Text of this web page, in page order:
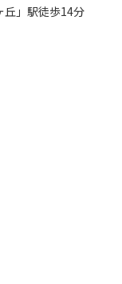
丘」駅徒歩14分